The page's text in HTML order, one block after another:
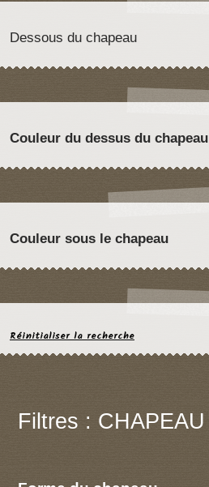
Dessous du chapeau
Couleur du dessus du chapeau
Couleur sous le chapeau
Réinitialiser la recherche
Filtres : CHAPEAU